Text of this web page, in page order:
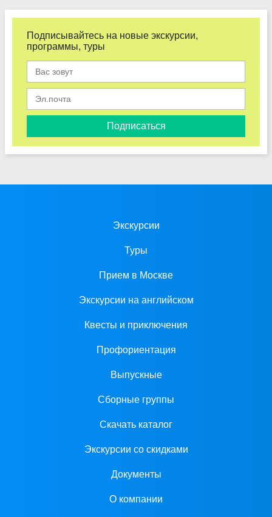
Подписывайтесь на новые экскурсии,
программы, туры
Подписаться
Экскурсии
Туры
Прием в Москве
Экскурсии на английском
Квесты и приключения
Профориентация
Выпускные
Сборные группы
Скачать каталог
Экскурсии со скидками
Документы
О компании